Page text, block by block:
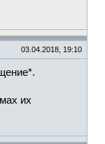
03.04.2018, 19:10
их